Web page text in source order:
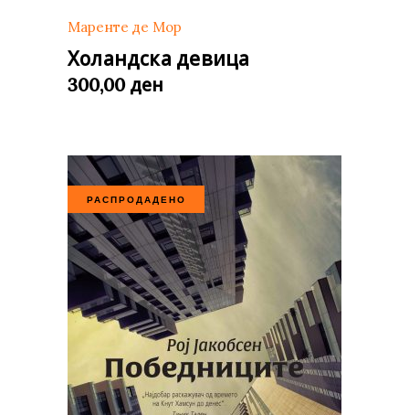
Маренте де Мор
Холандска девица
300,00 ден
РАСПРОДАДЕНО